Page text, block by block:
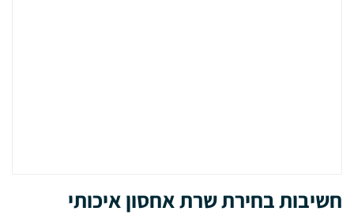
חשיבות בחירת שרת אחסון איכותי